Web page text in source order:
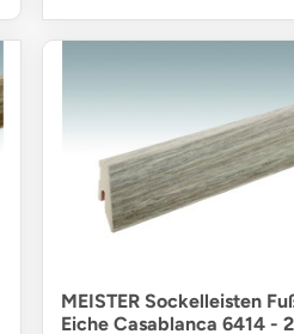
MEISTER Sockelleisten
Eiche Casablanca 6414 -